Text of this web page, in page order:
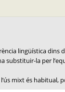
lingüística dins
substituir-la per
mixt és